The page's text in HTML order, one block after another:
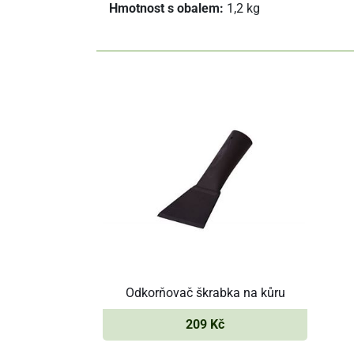
Hmotnost s obalem: 1,2 kg
Odkorňovač škrabka na kůru
209 Kč